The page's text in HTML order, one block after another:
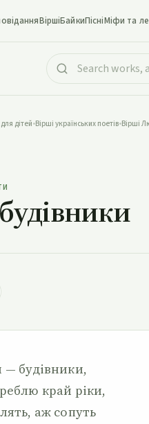
ВіршіБайкиПісніМіфи та
дітей•Вірші українських поетів•Вірші
будівники,
край ріки,
аж сопуть